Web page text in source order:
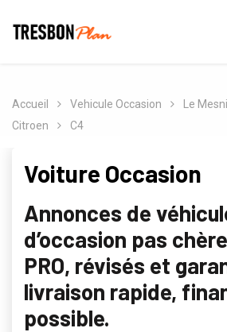
Accueil Vehicule Occasion
Le
Citroen
C4
Voiture Occasion
Annonces de
d’occasion pas
PRO, révisés et
livraison rapide,
possible.